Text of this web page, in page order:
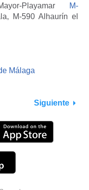
Playamar
M-
M-590 Alhaurín el
Málaga
Siguiente